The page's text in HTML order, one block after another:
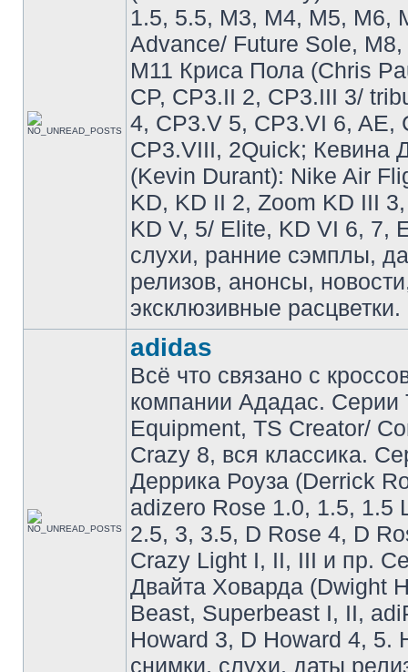
1.5, 5.5, M3, M4, M5, M6,
Advance/ Future Sole,
M11 Криса Пола (Chris
CP, CP3.II 2, CP3.III 3/
4, CP3.V 5, CP3.VI 6, AE,
CP3.VIII, 2Quick; Кевина
(Kevin Durant): Nike Air
KD, KD II 2, Zoom KD III
KD V, 5/ Elite, KD VI 6, 7,
слухи, ранние сэмплы,
релизов, анонсы,
эксклюзивные расцветки.
adidas
Всё что связано с
компании Ададас. Серии
Equipment, TS Creator/
Crazy 8, вся классика.
Деррика Роуза (Derrick
adizero Rose 1.0, 1.5, 1.5
2.5, 3, 3.5, D Rose 4, D
Crazy Light I, II, III и пр.
Двайта Ховарда (Dwight
Beast, Superbeast I, II,
Howard 3, D Howard 4, 5.
снимки, слухи, даты